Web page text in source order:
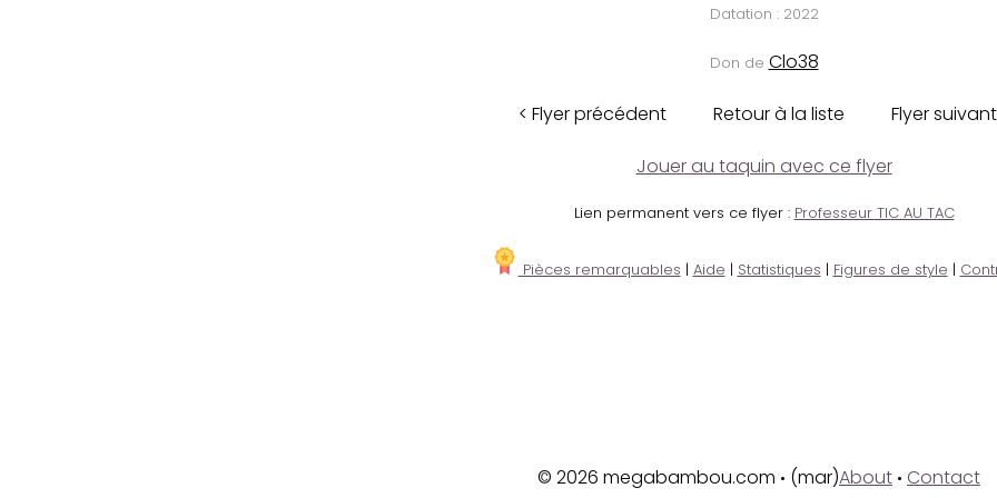
Datation : 2022
Don de Clo38
< Flyer précédent Retour à la liste Flyer
Jouer au taquin avec ce flyer
Lien permanent vers ce flyer : Professeur TIC AU TAC
Pièces remarquables | Aide | Statistiques | Figures de style |
© 2026 megabambou.com • (mar)About • Contact